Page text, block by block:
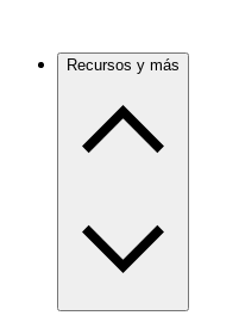
Recursos y más